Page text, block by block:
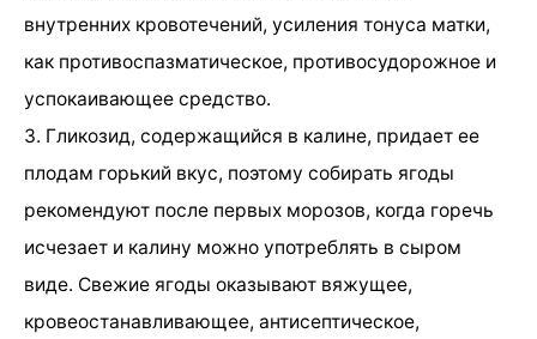
внутренних кровотечений, усиления тонуса матки,
как противоспазматическое, противосудорожное и
успокаивающее средство.
3. Гликозид, содержащийся в калине, придает ее
плодам горький вкус, поэтому собирать ягоды
рекомендуют после первых морозов, когда горечь
исчезает и калину можно употреблять в сыром
виде. Свежие ягоды оказывают вяжущее,
кровеостанавливающее, антисептическое,